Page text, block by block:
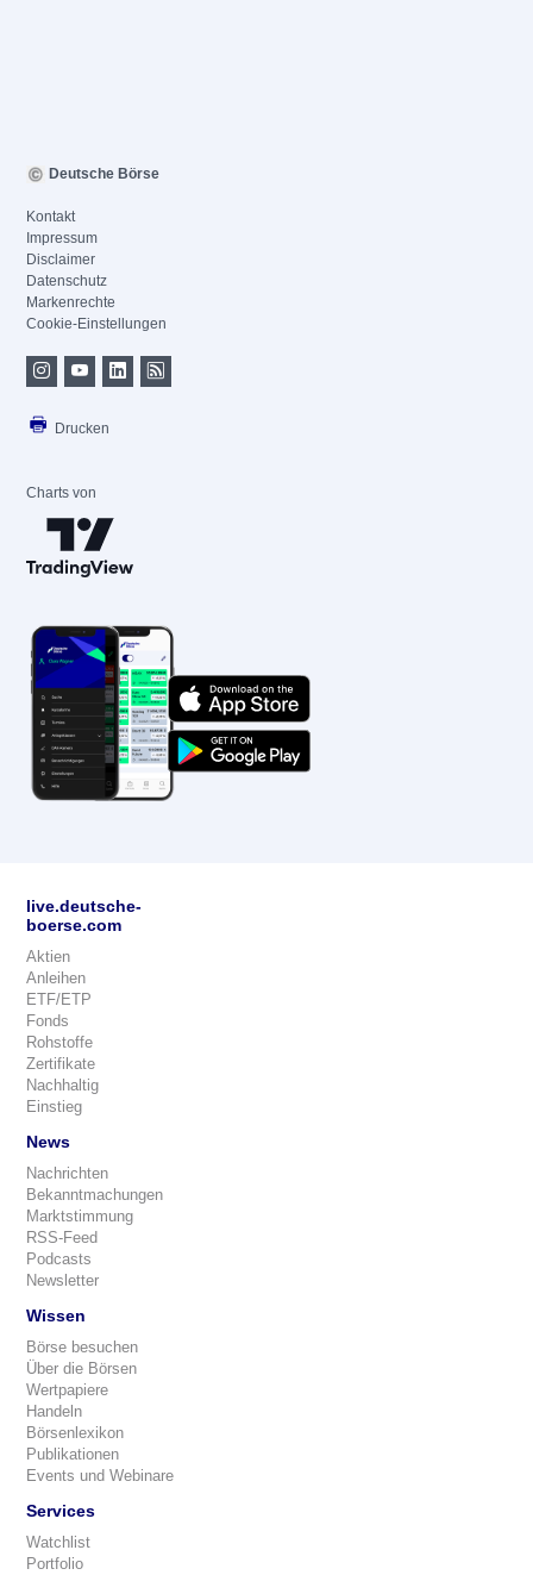
Deutsche Börse
Kontakt
Impressum
Disclaimer
Datenschutz
Markenrechte
Cookie-Einstellungen
Drucken
Charts von
live.deutsche-
boerse.com
Aktien
Anleihen
ETF/ETP
Fonds
Rohstoffe
Zertifikate
Nachhaltig
Einstieg
News
Nachrichten
Bekanntmachungen
Marktstimmung
RSS-Feed
Podcasts
Newsletter
Wissen
Börse besuchen
Über die Börsen
Wertpapiere
Handeln
Börsenlexikon
Publikationen
Events und Webinare
Services
Watchlist
Portfolio